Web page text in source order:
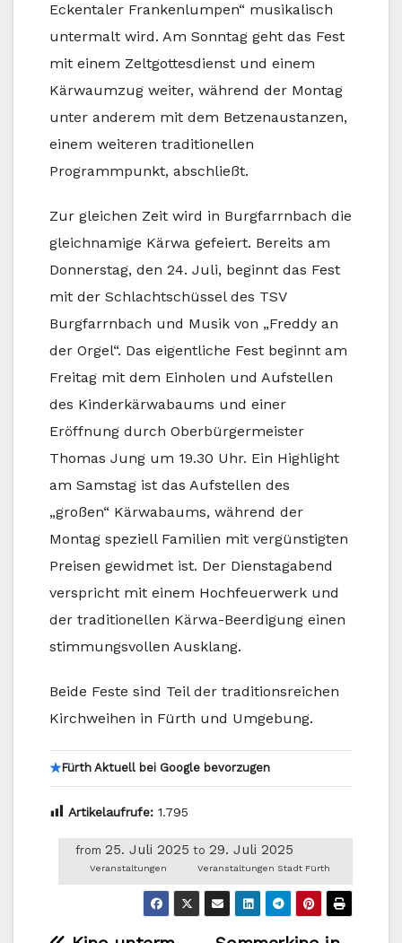
Eckentaler Frankenlumpen“ musikalisch
untermalt wird. Am Sonntag geht das Fest
mit einem Zeltgottesdienst und einem
Kärwaumzug weiter, während der Montag
unter anderem mit dem Betzenaustanzen,
einem weiteren traditionellen
Programmpunkt, abschließt.
Zur gleichen Zeit wird in Burgfarrnbach die
gleichnamige Kärwa gefeiert. Bereits am
Donnerstag, den 24. Juli, beginnt das Fest
mit der Schlachtschüssel des TSV
Burgfarrnbach und Musik von „Freddy an
der Orgel“. Das eigentliche Fest beginnt am
Freitag mit dem Einholen und Aufstellen
des Kinderkärwabaums und einer
Eröffnung durch Oberbürgermeister
Thomas Jung um 19.30 Uhr. Ein Highlight
am Samstag ist das Aufstellen des
„großen“ Kärwabaums, während der
Montag speziell Familien mit vergünstigten
Preisen gewidmet ist. Der Dienstagabend
verspricht mit einem Hochfeuerwerk und
der traditionellen Kärwa-Beerdigung einen
stimmungsvollen Ausklang.
Beide Feste sind Teil der traditionsreichen
Kirchweihen in Fürth und Umgebung.
★Fürth Aktuell bei Google bevorzugen
Artikelaufrufe: 1.795
from 25. Juli 2025 to 29. Juli 2025
Veranstaltungen Veranstaltungen Stadt Fürth